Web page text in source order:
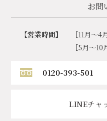
お問
【営業時間】
［11月～
［5月～
0120-393-501
LINEチャ